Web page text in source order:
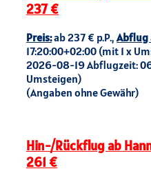
237 €
Preis:ab 237 € p.P.,Abflug
17:20:00+02:00 (mit 1 x
2026-08-19 Abflugzeit:
Umsteigen)
(Angaben ohne Gewähr)
Hin-/Rückflug ab
261 €